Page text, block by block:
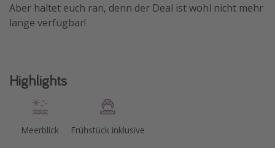
Aber haltet euch ran, denn der Deal ist wohl nicht mehr
lange verfügbar!
Highlights
Meerblick Frühstück inklusive